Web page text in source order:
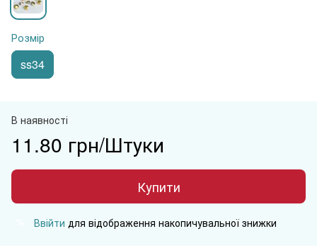
Розмір
ss34
В наявності
11.80 грн/Штуки
Купити
Ввійти для відображення накопичувальної знижки